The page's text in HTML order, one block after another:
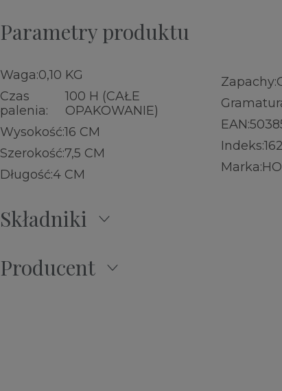
Parametry produktu
Waga:0,10 KG
Czas
palenia:
100 H (CAŁE
OPAKOWANIE)
Wysokość:16 CM
Szerokość:7,5 CM
Długość:4 CM
Zapachy:
EAN:
Indeks:
Marka:
Składniki
Producent